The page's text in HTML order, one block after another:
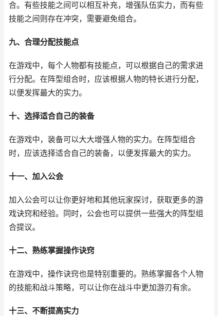
合。有些技能之间可以相互补充，增强队伍实力，而有些
技能之间则存在冲突，需要避免组合。
九、合理分配技能点
在游戏中，每个人物都有技能点，可以根据自己的需求进
行分配。在阵型组合时，应该根据人物的特长进行分配，
以便发挥最大的实力。
十、选择适合自己的装备
在游戏中，装备可以大大增强人物的实力。在阵型组合
时，应该选择适合自己的装备，以便发挥最大的实力。
十一、加入公会
加入公会可以让你更好地和其他玩家探讨，获取更多的游
戏诀窍和经验。同时，公会也可以提供一些强大的阵型组
合提议。
十二、熟练掌握操作诀窍
在游戏中，操作诀窍也是特别重要的。熟练掌握各个人物
的技能和战斗策略，可以让你在战斗中更加游刃有余。
十三、不断提高实力